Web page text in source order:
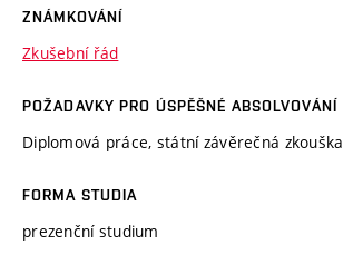
ZNÁMKOVÁNÍ
Zkušební řád
POŽADAVKY PRO ÚSPĚŠNÉ ABSOLVOVÁNÍ
Diplomová práce, státní závěrečná zkouška
FORMA STUDIA
prezenční studium